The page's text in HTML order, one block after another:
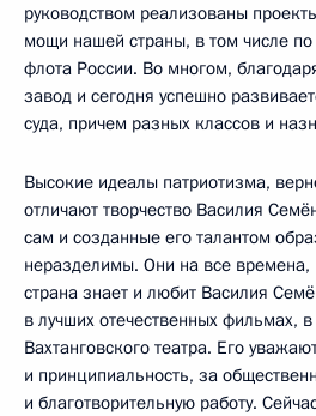
руководством реализованы
мощи нашей страны, в том числе
флота России. Во многом,
завод и сегодня успешно
суда, причем разных классов и
Высокие идеалы патриотизма,
отличают творчество Василия
сам и созданные его талантом
неразделимы. Они на все времена,
страна знает и любит Василия
в лучших отечественных фильмах,
Вахтанговского театра. Его
и принципиальность, за
и благотворительную работу.